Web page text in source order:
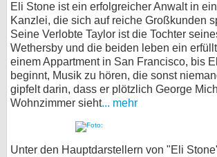
Eli Stone ist ein erfolgreicher Anwalt in
Kanzlei, die sich auf reiche Großkunden
Seine Verlobte Taylor ist die Tochter
Wethersby und die beiden leben ein
einem Appartment in San Francisco, bis
beginnt, Musik zu hören, die sonst
gipfelt darin, dass er plötzlich George
Wohnzimmer sieht... mehr
Unter den Hauptdarstellern von "Eli